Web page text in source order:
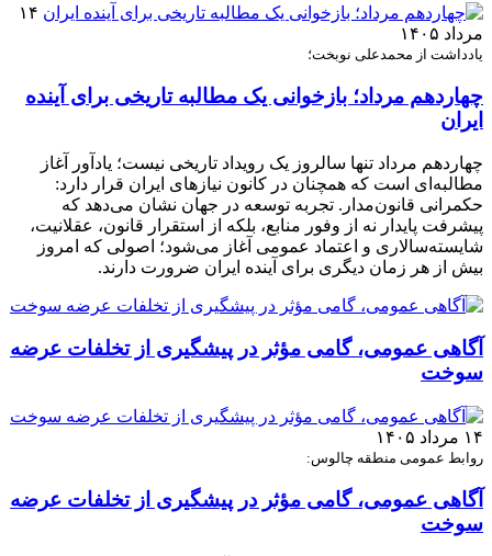
۱۴
مرداد ۱۴۰۵
یادداشت از محمدعلی نوبخت؛
چهاردهم مرداد؛ بازخوانی یک مطالبه تاریخی برای آینده
ایران
چهاردهم مرداد تنها سالروز یک رویداد تاریخی نیست؛ یادآور آغاز
مطالبه‌ای است که همچنان در کانون نیازهای ایران قرار دارد:
حکمرانی قانون‌مدار. تجربه توسعه در جهان نشان می‌دهد که
پیشرفت پایدار نه از وفور منابع، بلکه از استقرار قانون، عقلانیت،
شایسته‌سالاری و اعتماد عمومی آغاز می‌شود؛ اصولی که امروز
بیش از هر زمان دیگری برای آینده ایران ضرورت دارند.
آگاهی عمومی، گامی مؤثر در پیشگیری از تخلفات عرضه
سوخت
۱۴ مرداد ۱۴۰۵
روابط عمومی منطقه چالوس:
آگاهی عمومی، گامی مؤثر در پیشگیری از تخلفات عرضه
سوخت